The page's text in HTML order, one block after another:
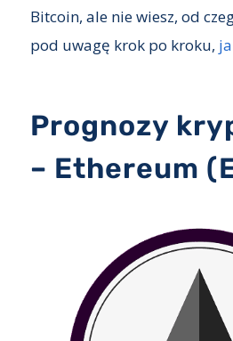
Bitcoin, ale nie wiesz, od
pod uwagę krok po kroku,
Prognozy
– Ethereum